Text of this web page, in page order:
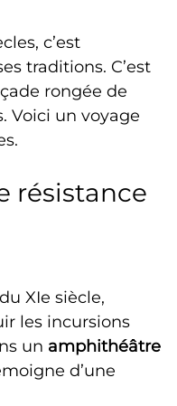
c’est
traditions. C’est
rongée de
Voici un voyage
résistance
XIe siècle,
les incursions
un amphithéâtre
d’une